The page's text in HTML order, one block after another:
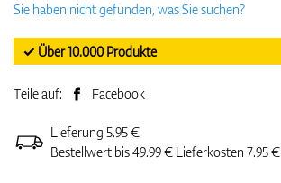
Sie haben nicht gefunden, was Sie suchen?
✓ Über 10.000 Produkte
Teile auf: Facebook
Lieferung 5.95 €
Bestellwert bis 49.99 € Lieferkosten 7.95 €